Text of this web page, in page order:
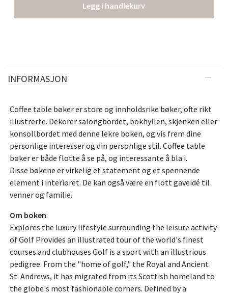
Legg i handlekurv
INFORMASJON
Coffee table bøker er store og innholdsrike bøker, ofte rikt
illustrerte. Dekorer salongbordet, bokhyllen, skjenken eller
konsollbordet med denne lekre boken, og vis frem dine
personlige interesser og din personlige stil. Coffee table
bøker er både flotte å se på, og interessante å bla i.
Disse bøkene er virkelig et statement og et spennende
element i interiøret. De kan også være en flott gaveidé til
venner og familie.
Om boken:
Explores the luxury lifestyle surrounding the leisure activity
of Golf Provides an illustrated tour of the world's finest
courses and clubhouses Golf is a sport with an illustrious
pedigree. From the "home of golf," the Royal and Ancient
St. Andrews, it has migrated from its Scottish homeland to
the globe's most fashionable corners. Defined by a